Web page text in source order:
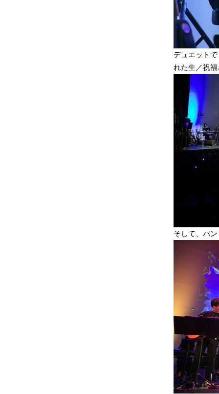
デュエット
れた生／祝
そして、バ